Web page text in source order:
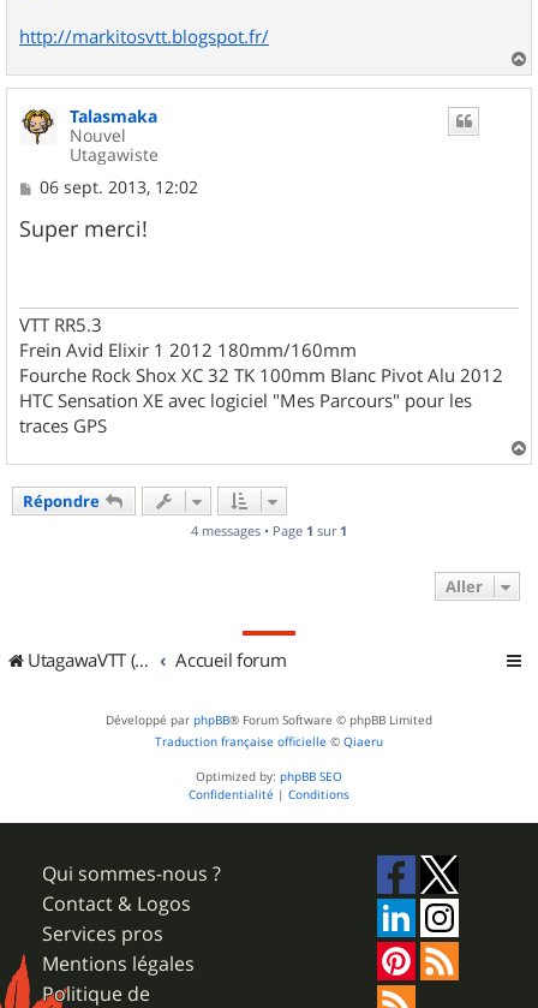
http://markitosvtt.blogspot.fr/
a
Talasmaka
Nouvel
Utagawiste
M
s
s
06 sept. 2013, 12:02
Super merci!
VTT RR5.3
Frein Avid Elixir 1 2012 180mm/160mm
Fourche Rock Shox XC 32 TK 100mm Blanc Pivot Alu 2012
HTC Sensation XE avec logiciel "Mes Parcours" pour les
traces GPS
a
Répondre
4 messages • Page 1 sur 1
Aller
UtagawaVTT (Randos VTT et VTTAE avec traces GPS) Accueil forum
Développé par phpBB® Forum Software © phpBB Limited
Traduction française officielle © Qiaeru
Optimized by: phpBB SEO
Confidentialité | Conditions
Qui sommes-nous ?
Contact & Logos
Services pros
Mentions légales
Politique de